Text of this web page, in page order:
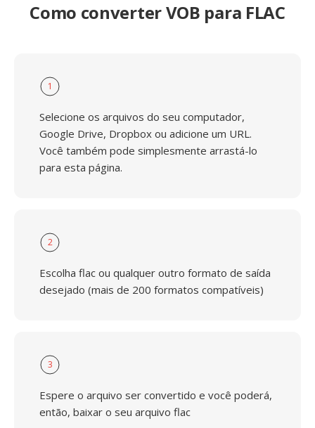
Como converter VOB para FLAC
1
Selecione os arquivos do seu computador,
Google Drive, Dropbox ou adicione um URL.
Você também pode simplesmente arrastá-lo
para esta página.
2
Escolha flac ou qualquer outro formato de saída
desejado (mais de 200 formatos compatíveis)
3
Espere o arquivo ser convertido e você poderá,
então, baixar o seu arquivo flac